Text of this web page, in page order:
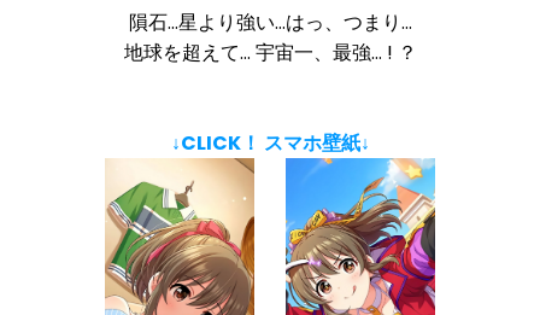
隕石…星より強い…はっ、つまり…
地球を超えて… 宇宙一、最強… ! ？
↓CLICK！ スマホ壁紙↓